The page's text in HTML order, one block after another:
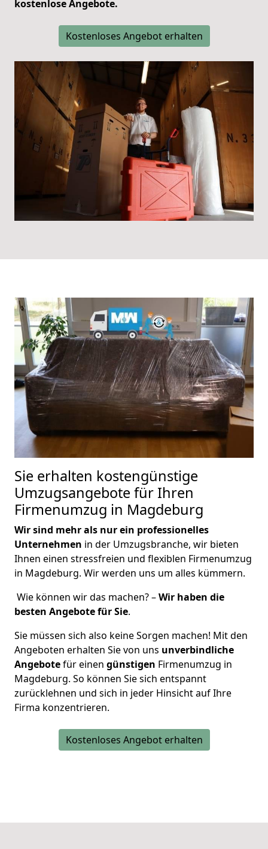
kostenlose Angebote.
Kostenloses Angebot erhalten
Sie erhalten kostengünstige
Umzugsangebote für Ihren
Firmenumzug in Magdeburg
Wir sind mehr als nur ein professionelles
Unternehmen in der Umzugsbranche, wir bieten
Ihnen einen stressfreien und flexiblen Firmenumzug
in Magdeburg. Wir werden uns um alles kümmern.
Wie können wir das machen? –Wir haben die
besten Angebote für Sie.
Sie müssen sich also keine Sorgen machen! Mit den
Angeboten erhalten Sie von uns unverbindliche
Angebotefür einen günstigen Firmenumzug in
Magdeburg. So können Sie sich entspannt
zurücklehnen und sich in jeder Hinsicht auf Ihre
Firma konzentrieren.
Kostenloses Angebot erhalten